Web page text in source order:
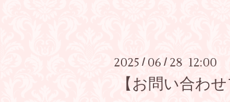
2025 / 06 / 28 12:00
【お問い合わ